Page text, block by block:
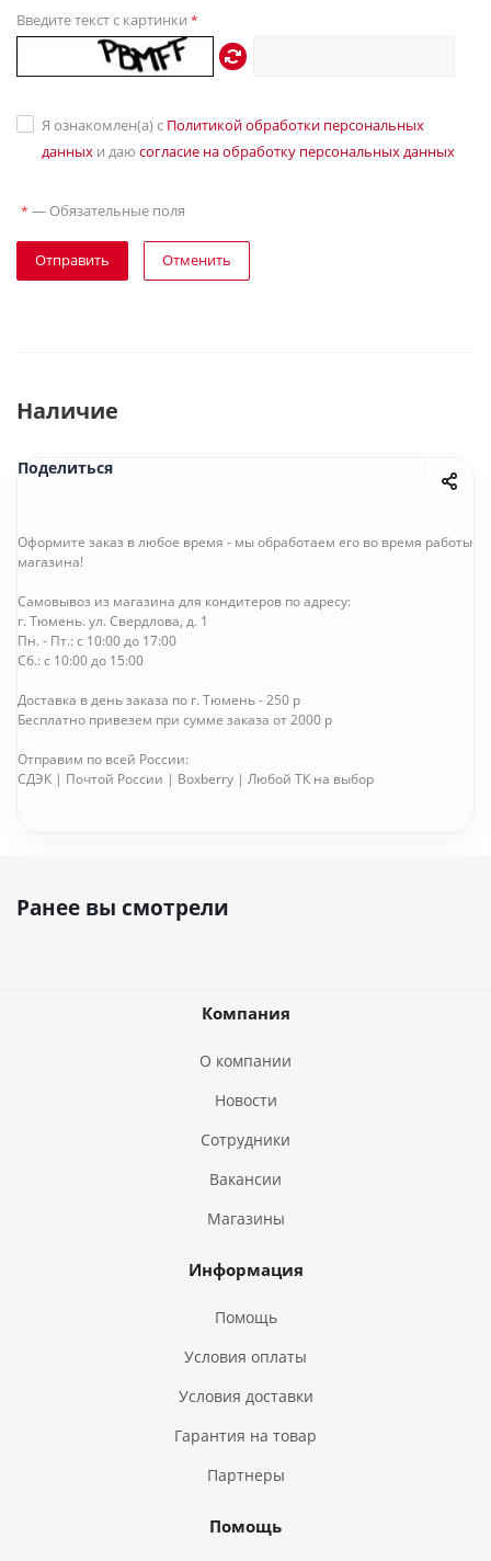
Введите текст с картинки *
Я ознакомлен(а) с Политикой обработки персональных
данных и даю согласие на обработку персональных данных
* — Обязательные поля
Отправить Отменить
Наличие
Поделиться
Оформите заказ в любое время - мы обработаем его во время работы
магазина!
Самовывоз из магазина для кондитеров по адресу:
г. Тюмень. ул. Свердлова, д. 1
Пн. - Пт.: с 10:00 до 17:00
Сб.: с 10:00 до 15:00
Доставка в день заказа по г. Тюмень - 250 р
Бесплатно привезем при сумме заказа от 2000 р
Отправим по всей России:
СДЭК | Почтой России | Boxberry | Любой ТК на выбор
Ранее вы смотрели
Компания
О компании
Новости
Сотрудники
Вакансии
Магазины
Информация
Помощь
Условия оплаты
Условия доставки
Гарантия на товар
Партнеры
Помощь